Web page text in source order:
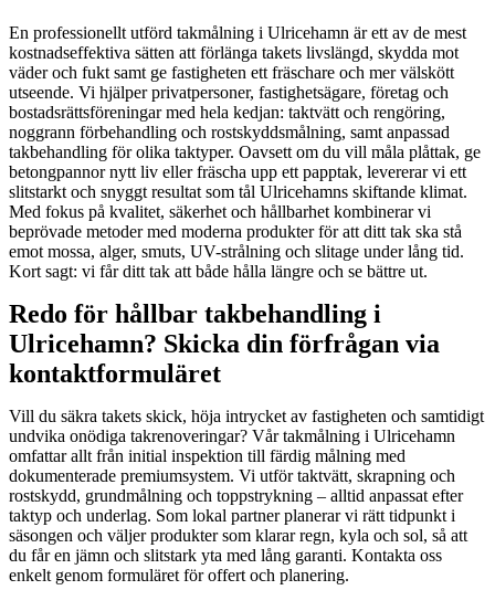
En professionellt utförd takmålning i Ulricehamn är ett av de mest
kostnadseffektiva sätten att förlänga takets livslängd, skydda mot
väder och fukt samt ge fastigheten ett fräschare och mer välskött
utseende. Vi hjälper privatpersoner, fastighetsägare, företag och
bostadsrättsföreningar med hela kedjan: taktvätt och rengöring,
noggrann förbehandling och rostskyddsmålning, samt anpassad
takbehandling för olika taktyper. Oavsett om du vill måla plåttak, ge
betongpannor nytt liv eller fräscha upp ett papptak, levererar vi ett
slitstarkt och snyggt resultat som tål Ulricehamns skiftande klimat.
Med fokus på kvalitet, säkerhet och hållbarhet kombinerar vi
beprövade metoder med moderna produkter för att ditt tak ska stå
emot mossa, alger, smuts, UV-strålning och slitage under lång tid.
Kort sagt: vi får ditt tak att både hålla längre och se bättre ut.
Redo för hållbar takbehandling i
Ulricehamn? Skicka din förfrågan via
kontaktformuläret
Vill du säkra takets skick, höja intrycket av fastigheten och samtidigt
undvika onödiga takrenoveringar? Vår takmålning i Ulricehamn
omfattar allt från initial inspektion till färdig målning med
dokumenterade premiumsystem. Vi utför taktvätt, skrapning och
rostskydd, grundmålning och toppstrykning – alltid anpassat efter
taktyp och underlag. Som lokal partner planerar vi rätt tidpunkt i
säsongen och väljer produkter som klarar regn, kyla och sol, så att
du får en jämn och slitstark yta med lång garanti. Kontakta oss
enkelt genom formuläret för offert och planering.